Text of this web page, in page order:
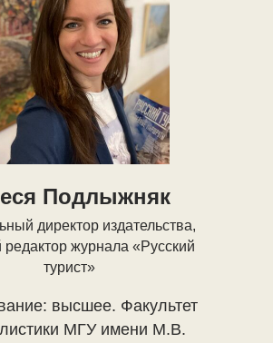
Подлыжняк
директор издательства,
редактор журнала «Русский
турист»
высшее. Факультет
МГУ имени М.В.